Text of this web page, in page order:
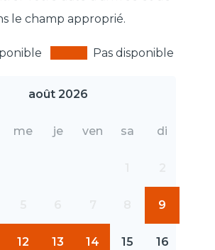
le champ approprié.
Pas disponible
août 2026
me je ven sa di
9
12 13 14 15 16